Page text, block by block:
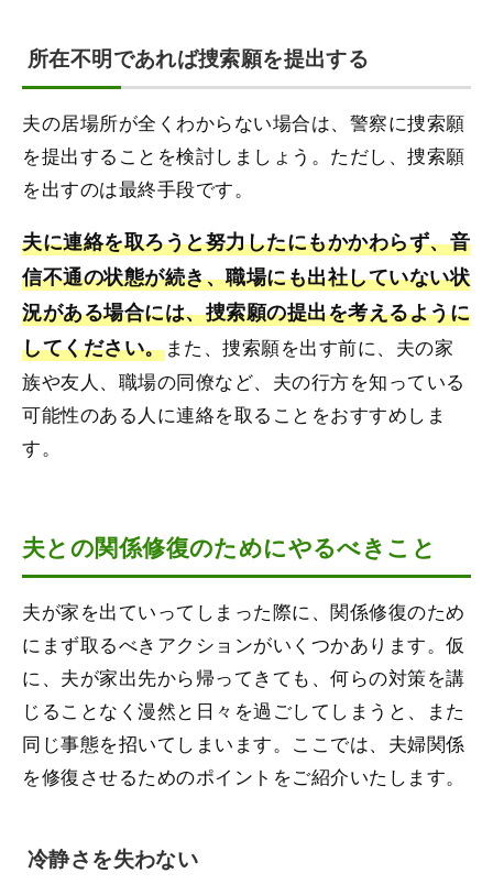
所在不明であれば捜索願を提出する
夫の居場所が全くわからない場合は、警察に捜索願
を提出することを検討しましょう。ただし、捜索願
を出すのは最終手段です。
夫に連絡を取ろうと努力したにもかかわらず、音
信不通の状態が続き、職場にも出社していない状
況がある場合には、捜索願の提出を考えるように
してください。また、捜索願を出す前に、夫の家
族や友人、職場の同僚など、夫の行方を知っている
可能性のある人に連絡を取ることをおすすめしま
す。
夫との関係修復のためにやるべきこと
夫が家を出ていってしまった際に、関係修復のため
にまず取るべきアクションがいくつかあります。仮
に、夫が家出先から帰ってきても、何らの対策を講
じることなく漫然と日々を過ごしてしまうと、また
同じ事態を招いてしまいます。ここでは、夫婦関係
を修復させるためのポイントをご紹介いたします。
冷静さを失わない